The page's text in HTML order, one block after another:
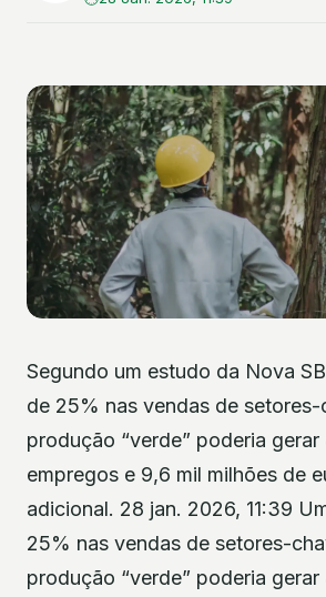
Segundo um estudo da Nova
de 25% nas vendas de setores-
produção “verde” poderia gerar
empregos e 9,6 mil milhões de
adicional. 28 jan. 2026, 11:39
25% nas vendas de setores-
produção “verde” poderia gerar